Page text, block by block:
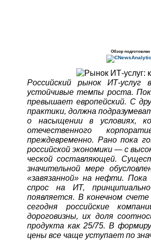
Обзор подготовлен
Российский рынокИТ-услуг
устойчивые темпы роста.
превышает европейский. С
практики, должна
о насыщении в условиях,
отечественного
преждевременно. Рано пока
российской экономики — с
ческой составляющей.
значительной мере
«завязанной» на нефти.
спрос на ИТ,
появляется. В конечном
сегодня российские
дороговизны, их доля
продукта как 25/75. В
цены все чаще уступает по